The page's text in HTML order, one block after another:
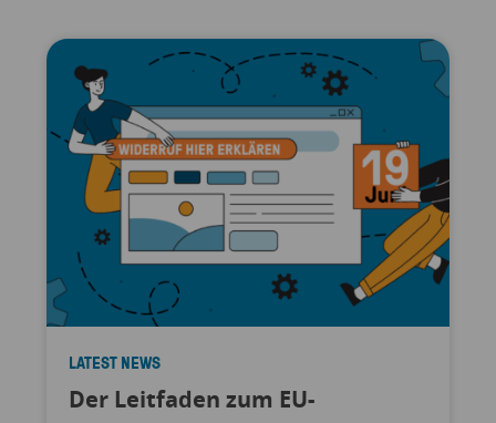
LATEST NEWS
Der Leitfaden zum EU-